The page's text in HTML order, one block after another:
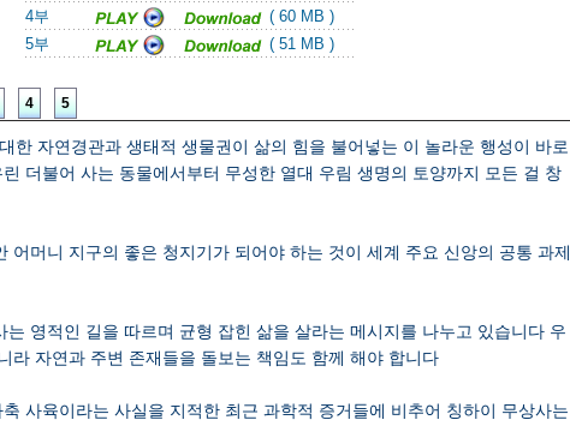
5부/5 - 우리 행성의 생명 다양성을 회복시키는 최상의 방법
4부
( 60 MB )
5부
( 51 MB )
4 5
한 자연경관과 생태적 생물권이 삶의 힘을 불어넣는 이 놀라운 행성이 바로
더불어 사는 동물에서부터 무성한 열대 우림 생명의 토양까지 모든 걸 창
어머니 지구의 좋은 청지기가 되어야 하는 것이 세계 주요 신앙의 공통 과제
는 영적인 길을 따르며 균형 잡힌 삶을 살라는 메시지를 나누고 있습니다 우
라 자연과 주변 존재들을 돌보는 책임도 함께 해야 합니다
사육이라는 사실을 지적한 최근 과학적 증거들에 비추어 칭하이 무상사는